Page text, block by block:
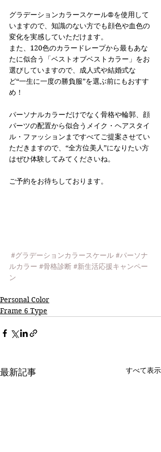
グラデーションカラースケール®︎を使用して
いますので、知識のない方でも顔色や血色の
変化を実感していただけます。
また、120色のカラードレープから最もあな
たに似合う「ベストオブベストカラー」をお
選びしていますので、成人式や結婚式な
ど“一生に一度の勝負服”を選ぶ前にもおすす
め！
パーソナルカラーだけでなく骨格や輪郭、顔
パーツの配置から似合うメイク・ヘアスタイ
ル・ファッションまですべてご提案させてい
ただきますので、“全方位美人”になりたい方
はぜひ体験してみてくださいね。
ご予約をお待ちしております。
#グラデーションカラースケール #パーソナ
ルカラー #骨格診断 #新生活応援キャンペー
ン
Personal Color
Frame 6 Type
最新記事 すべて表示